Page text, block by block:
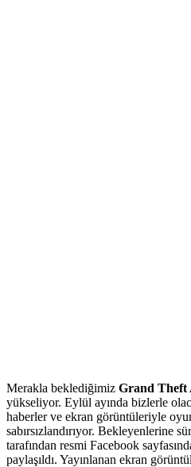
Merakla beklediğimiz Grand Theft
yükseliyor. Eylül ayında bizlerle
haberler ve ekran görüntüleriyle
sabırsızlandırıyor. Bekleyenlerine
tarafından resmi Facebook
paylaşıldı. Yayınlanan ekran